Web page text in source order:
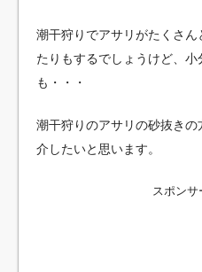
潮干狩りでアサリがたくさ
たりもするでしょうけど、小
も・・・
潮干狩りのアサリの砂抜き
介したいと思います。
スポンサ